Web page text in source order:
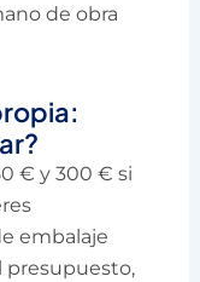
de obra
€ y 300 € si
embalaje
presupuesto,